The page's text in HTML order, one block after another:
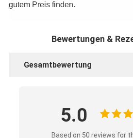
gutem Preis finden.
Bewertungen &
Gesamtbewertung
5.0
Based on 50 reviews for